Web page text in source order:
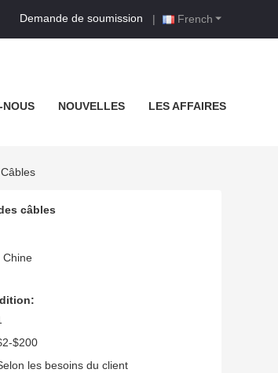
French
Demande de soumission |
NOUVELLES LES AFFAIRES
câbles
Chine
$200
les besoins du client